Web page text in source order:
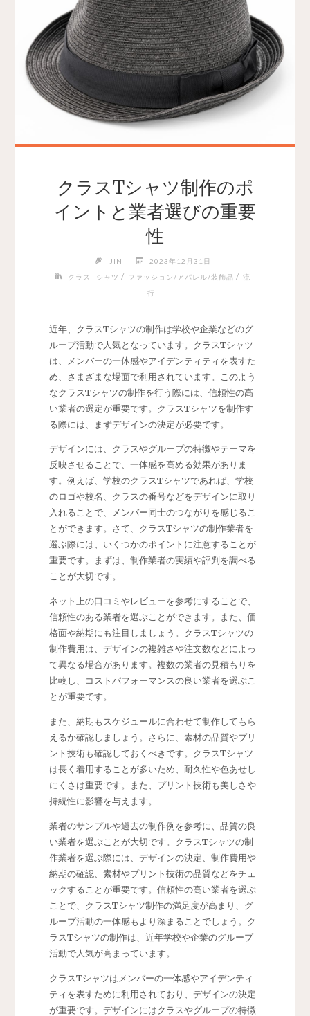
クラスTシャツ制作のポ
イントと業者選びの重要
性
JIN
2023年12月31日
クラスTシャツ / ファッション/アパレル/装飾品 / 流
行
近年、クラスTシャツの制作は学校や企業などのグ
ループ活動で人気となっています。 クラスTシャツ
は、メンバーの一体感やアイデンティティを表すた
め、さまざまな場面で利用されています。このよう
なクラスTシャツの制作を行う際には、信頼性の高
い業者の選定が重要です。クラスTシャツを制作す
る際には、まずデザインの決定が必要です。
デザインには、クラスやグループの特徴やテーマを
反映させることで、一体感を高める効果がありま
す。例えば、学校のクラスTシャツであれば、学校
のロゴや校名、クラスの番号などをデザインに取り
入れることで、メンバー同士のつながりを感じるこ
とができます。さて、クラスTシャツの制作業者を
選ぶ際には、いくつかのポイントに注意することが
重要です。まずは、制作業者の実績や評判を調べる
ことが大切です。
ネット上の口コミやレビューを参考にすることで、
信頼性のある業者を選ぶことができます。また、価
格面や納期にも注目しましょう。クラスTシャツの
制作費用は、デザインの複雑さや注文数などによっ
て異なる場合があります。複数の業者の見積もりを
比較し、コストパフォーマンスの良い業者を選ぶこ
とが重要です。
また、納期もスケジュールに合わせて制作してもら
えるか確認しましょう。さらに、素材の品質やプリ
ント技術も確認しておくべきです。クラスTシャツ
は長く着用することが多いため、耐久性や色あせし
にくさは重要です。また、プリント技術も美しさや
持続性に影響を与えます。
業者のサンプルや過去の制作例を参考に、品質の良
い業者を選ぶことが大切です。クラスTシャツの制
作業者を選ぶ際には、デザインの決定、制作費用や
納期の確認、素材やプリント技術の品質などをチェ
ックすることが重要です。信頼性の高い業者を選ぶ
ことで、クラスTシャツ制作の満足度が高まり、グ
ループ活動の一体感もより深まることでしょう。ク
ラスTシャツの制作は、近年学校や企業のグループ
活動で人気が高まっています。
クラスTシャツはメンバーの一体感やアイデンティ
ティを表すために利用されており、デザインの決定
が重要です。デザインにはクラスやグループの特徴